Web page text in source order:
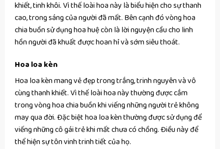
khiết, tinh khôi. Vì thế loài hoa này là biểu hiện cho sự thanh
cao, trong sáng của người đã mất. Bên cạnh đó vòng hoa
chia buồn sử dụng hoa huệ còn là lời nguyện cầu cho linh
hồn người đã khuất được hoan hỉ và sớm siêu thoát.
Hoa loa kèn
Hoa loa kèn mang vẻ đẹp trong trắng, trinh nguyên và vô
cùng thanh khiết. Vì thế loài hoa này thường được cắm
trong vòng hoa chia buồn khi viếng những người trẻ không
may qua đời. Đặc biệt hoa loa kèn thường được sử dụng để
viếng những cô gái trẻ khi mất chưa có chồng. Điều này để
thể hiện sự tôn vinh trinh tiết của họ.